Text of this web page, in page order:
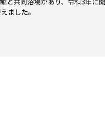
と共同浴場があり、令和3年に開
ました。